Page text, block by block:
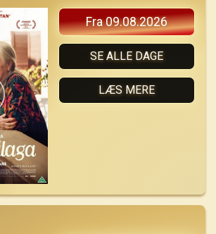
Fra 09.08.2026
SE ALLE DAGE
LÆS MERE